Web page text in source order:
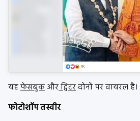
यहफेसबुकऔरट्विटरदोनों पर वायरल है।
फोटोशॉप तस्वीर